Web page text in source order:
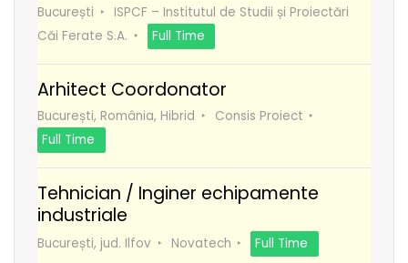
București
ISPCF – Institutul de Studii și Proiectări
Căi Ferate S.A.
Full Time
Arhitect Coordonator
București, România, Hibrid
Consis Proiect
Full Time
Tehnician / Inginer echipamente
industriale
București, jud. Ilfov Novatech Full Time